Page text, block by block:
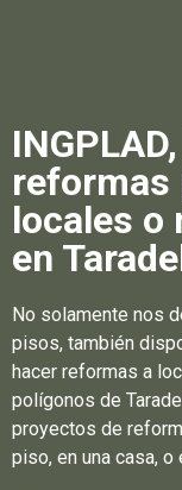
reformas
locales o
en
No solamente nos
pisos, también
hacer reformas a
polígonos de
proyectos de
piso, en una casa, o